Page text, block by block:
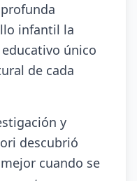
infantil la
único
de cada
y
descubrió
cuando se